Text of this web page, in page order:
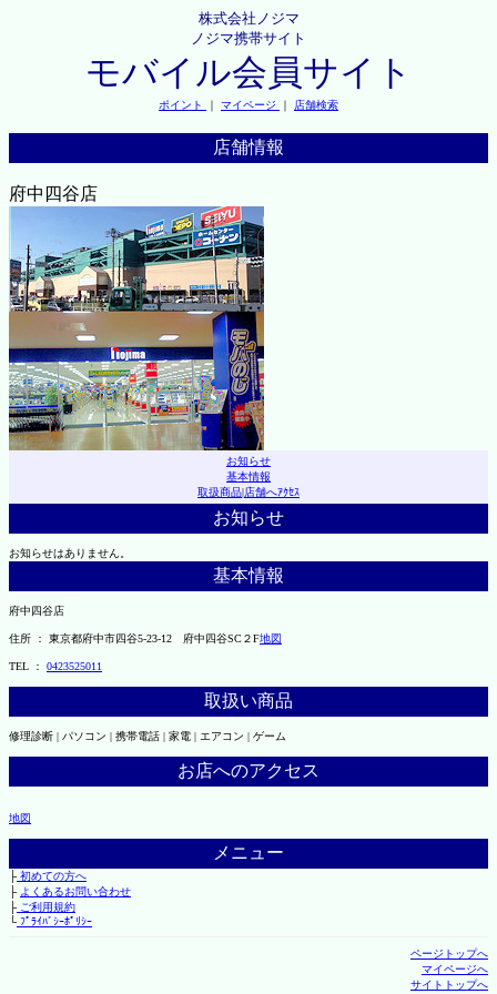
株式会社ノジマ
ノジマ携帯サイト
モバイル会員サイト
ポイント ｜ マイページ ｜ 店舗検索
店舗情報
府中四谷店
お知らせ
基本情報
取扱商品|店舗へｱｸｾｽ
お知らせ
お知らせはありません。
基本情報
府中四谷店
住所 ： 東京都府中市四谷5-23-12 府中四谷SC２F地図
TEL ： 0423525011
取扱い商品
修理診断 | パソコン | 携帯電話 | 家電 | エアコン | ゲーム
お店へのアクセス
地図
メニュー
├初めての方へ
├ よくあるお問い合わせ
├ご利用規約
└ﾌﾟﾗｲﾊﾞｼｰﾎﾟﾘｼｰ
ページトップへ
マイページへ
サイトトップへ